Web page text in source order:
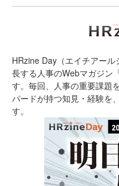
HRzine Day（エイチアー
長する人事のWebマガジン
す。毎回、人事の重要課題
パードが持つ知見・経験を
す。